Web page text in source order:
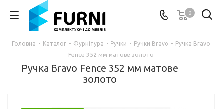
0
Головна - Каталог - Фурнітура - Ручки - Ручки Bravo - Ручка Bravo
Fence 352 мм матове золото
Ручка Bravo Fence 352 мм матове
золото